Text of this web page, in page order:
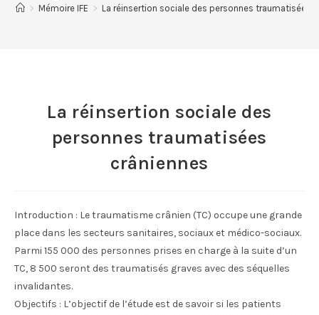
> Mémoire IFE > La réinsertion sociale des personnes traumatisées
La réinsertion sociale des
personnes traumatisées
crâniennes
Introduction : Le traumatisme crânien (TC) occupe une grande
place dans les secteurs sanitaires, sociaux et médico-sociaux.
Parmi 155 000 des personnes prises en charge à la suite d’un
TC, 8 500 seront des traumatisés graves avec des séquelles
invalidantes.
Objectifs : L’objectif de l’étude est de savoir si les patients